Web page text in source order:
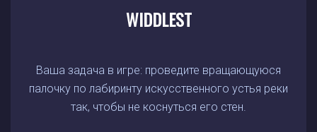
WIDDLEST
Ваша задача в игре: проведите вращающуюся
палочку по лабиринту искусственного устья реки
так, чтобы не коснуться его стен.